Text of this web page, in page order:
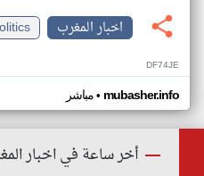
اخبار المغرب
DF74JE
مباشر• mubasher.info
أخر ساعة في اخبار